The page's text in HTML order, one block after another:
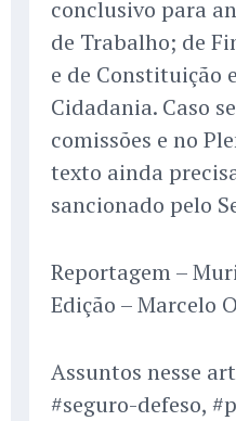
conclusivo para
de Trabalho; de
e de Constituição
Cidadania. Caso
comissões e no
texto ainda
sancionado pelo
Reportagem –
Edição – Marcelo
Assuntos nesse
#seguro-defeso,